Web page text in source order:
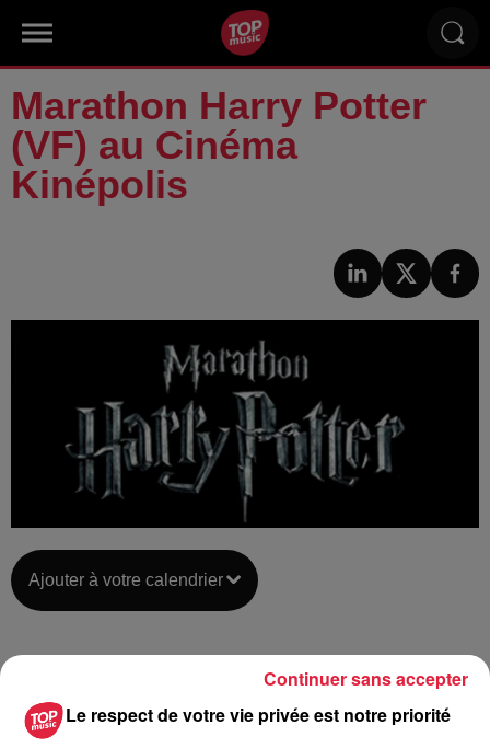
Marathon Harry Potter
(VF) au Cinéma
Kinépolis
Ajouter à votre calendrier
23 septembre 2018 à 0h00
Le respect de votre vie privée est notre priorité
Continuer sans accepter